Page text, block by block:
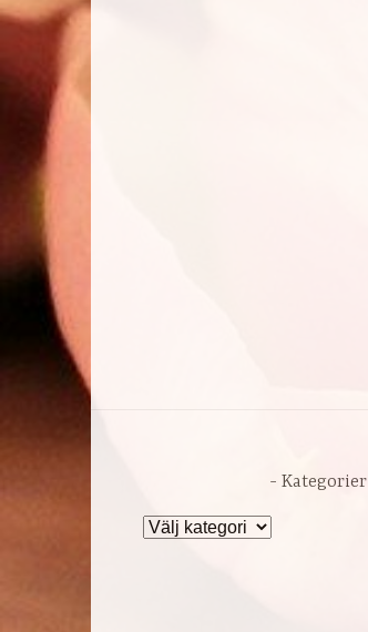
Kategorier
Kategorier